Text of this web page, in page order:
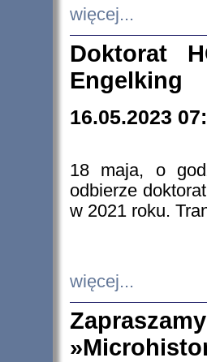
więcej...
Doktorat
Engelking
16.05.2023
18 maja, o
odbierze
w 2021 roku.
więcej...